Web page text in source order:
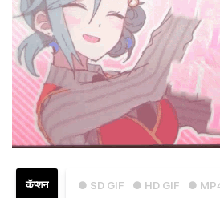
● SD GIF ● HD GIF ●
कॅप्शन